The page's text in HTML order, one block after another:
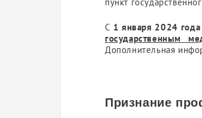
С 1 января 2024 года
государственным
Дополнительная
Признание